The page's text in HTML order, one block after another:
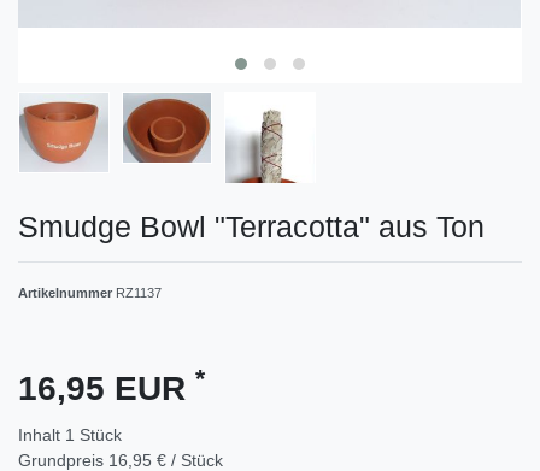
Smudge Bowl "Terracotta" aus Ton
Artikelnummer RZ1137
16,95 EUR *
Inhalt 1 Stück
Grundpreis 16,95 € / Stück